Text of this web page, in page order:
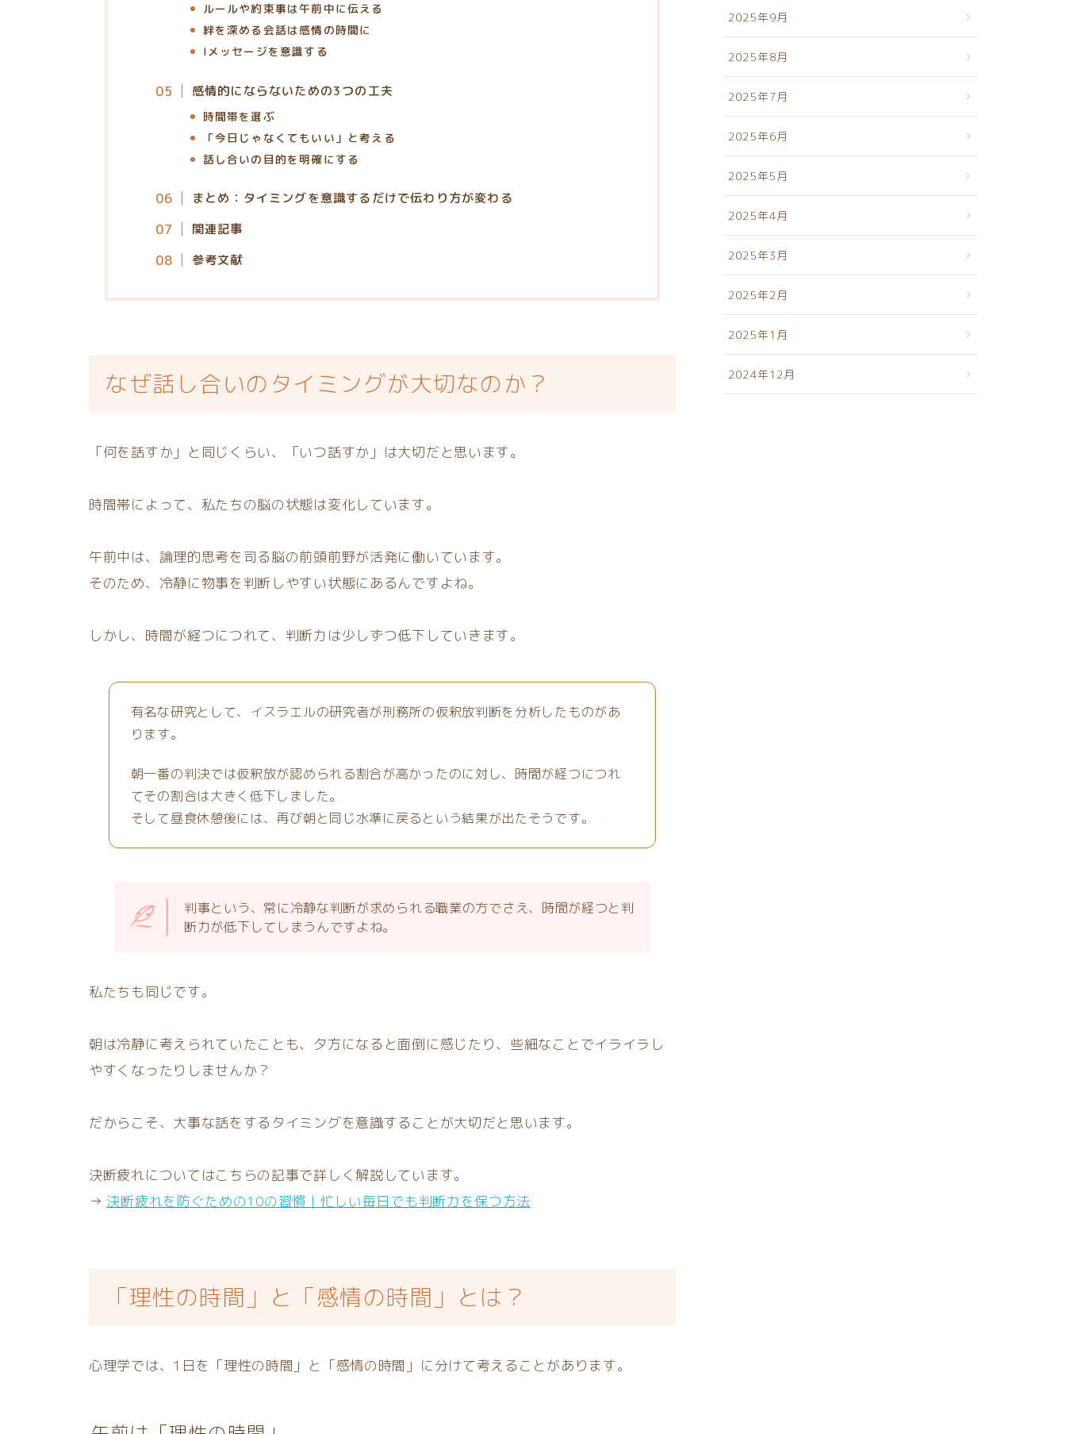
ルールや約束事は午前中に伝える
絆を深める会話は感情の時間に
Iメッセージを意識する
感情的にならないための3つの工夫
時間帯を選ぶ
「今日じゃなくてもいい」と考える
話し合いの目的を明確にする
まとめ：タイミングを意識するだけで伝わり方が変わる
関連記事
参考文献
なぜ話し合いのタイミングが大切なのか？
「何を話すか」と同じくらい、「いつ話すか」は大切だと思います。
時間帯によって、私たちの脳の状態は変化しています。
午前中は、論理的思考を司る脳の前頭前野が活発に働いています。
そのため、冷静に物事を判断しやすい状態にあるんですよね。
しかし、時間が経つにつれて、判断力は少しずつ低下していきます。
有名な研究として、イスラエルの研究者が刑務所の仮釈放判断を分析したものがあ
ります。
朝一番の判決では仮釈放が認められる割合が高かったのに対し、時間が経つにつれ
てその割合は大きく低下しました。
そして昼食休憩後には、再び朝と同じ水準に戻るという結果が出たそうです。
判事という、常に冷静な判断が求められる職業の方でさえ、時間が経つと判
断力が低下してしまうんですよね。
私たちも同じです。
朝は冷静に考えられていたことも、夕方になると面倒に感じたり、些細なことでイライラし
やすくなったりしませんか？
だからこそ、大事な話をするタイミングを意識することが大切だと思います。
決断疲れについてはこちらの記事で詳しく解説しています。
→ 決断疲れを防ぐための10の習慣｜忙しい毎日でも判断力を保つ方法
「理性の時間」と「感情の時間」とは？
心理学では、1日を「理性の時間」と「感情の時間」に分けて考えることがあります。
2025年9月
2025年8月
2025年7月
2025年6月
2025年5月
2025年4月
2025年3月
2025年2月
2025年1月
2024年12月